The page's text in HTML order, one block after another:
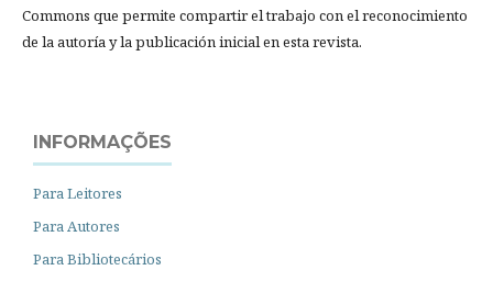
Commons que permite compartir el trabajo con el reconocimiento
de la autoría y la publicación inicial en esta revista.
INFORMAÇÕES
Para Leitores
Para Autores
Para Bibliotecários